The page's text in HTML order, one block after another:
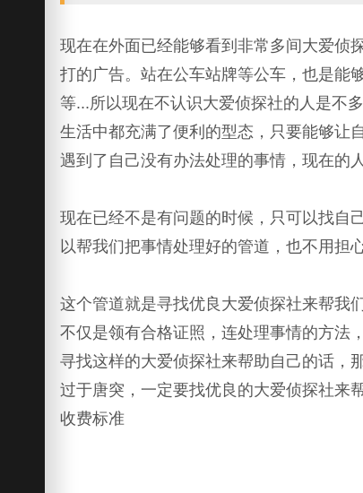
现在在外面已经能够看到非常多间大爱侦
打的广告。站在公车站牌等公车，也是能
等...所以现在不认识大爱侦探社的人是不
生活中都充满了便利的型态，只要能够让
遇到了自己没有办法处理的事情，现在的
现在已经不是有问题的时候，只可以找自
以帮我们把事情处理好的管道，也不用担
这个管道就是寻找优良大爱侦探社来帮我
不仅是领有合格证照，连处理事情的方法
寻找这样的大爱侦探社来帮助自己的话，
过于唐突，一定要找优良的大爱侦探社来
收费标准